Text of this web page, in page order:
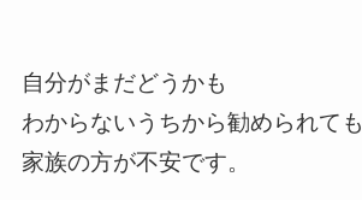
自分がまだどうかも
わからないうちから勧められても
家族の方が不安です。